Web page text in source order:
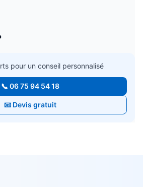
pour un conseil personnalisé
📞 06 75 94 54 18
📧 Devis gratuit